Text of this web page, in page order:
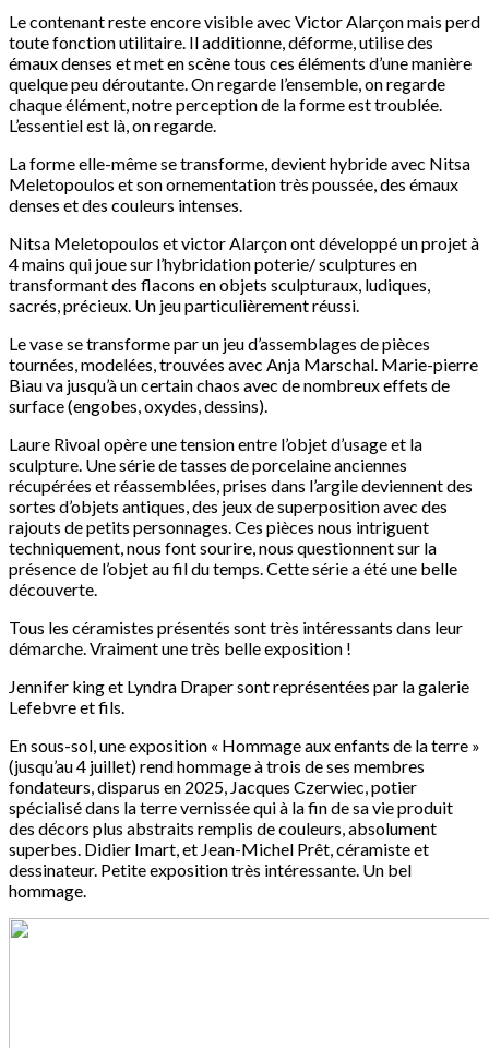
Le contenant reste encore visible avec Victor Alarçon mais perd
toute fonction utilitaire. Il additionne, déforme, utilise des
émaux denses et met en scène tous ces éléments d’une manière
quelque peu déroutante. On regarde l’ensemble, on regarde
chaque élément, notre perception de la forme est troublée.
L’essentiel est là, on regarde.
La forme elle-même se transforme, devient hybride avec Nitsa
Meletopoulos et son ornementation très poussée, des émaux
denses et des couleurs intenses.
Nitsa Meletopoulos et victor Alarçon ont développé un projet à
4 mains qui joue sur l’hybridation poterie/ sculptures en
transformant des flacons en objets sculpturaux, ludiques,
sacrés, précieux. Un jeu particulièrement réussi.
Le vase se transforme par un jeu d’assemblages de pièces
tournées, modelées, trouvées avec Anja Marschal. Marie-pierre
Biau va jusqu’à un certain chaos avec de nombreux effets de
surface (engobes, oxydes, dessins).
Laure Rivoal opère une tension entre l’objet d’usage et la
sculpture. Une série de tasses de porcelaine anciennes
récupérées et réassemblées, prises dans l’argile deviennent des
sortes d’objets antiques, des jeux de superposition avec des
rajouts de petits personnages. Ces pièces nous intriguent
techniquement, nous font sourire, nous questionnent sur la
présence de l’objet au fil du temps. Cette série a été une belle
découverte.
Tous les céramistes présentés sont très intéressants dans leur
démarche. Vraiment une très belle exposition !
Jennifer king et Lyndra Draper sont représentées par la galerie
Lefebvre et fils.
En sous-sol, une exposition « Hommage aux enfants de la terre »
(jusqu’au 4 juillet) rend hommage à trois de ses membres
fondateurs, disparus en 2025, Jacques Czerwiec, potier
spécialisé dans la terre vernissée qui à la fin de sa vie produit
des décors plus abstraits remplis de couleurs, absolument
superbes. Didier Imart, et Jean-Michel Prêt, céramiste et
dessinateur. Petite exposition très intéressante. Un bel
hommage.